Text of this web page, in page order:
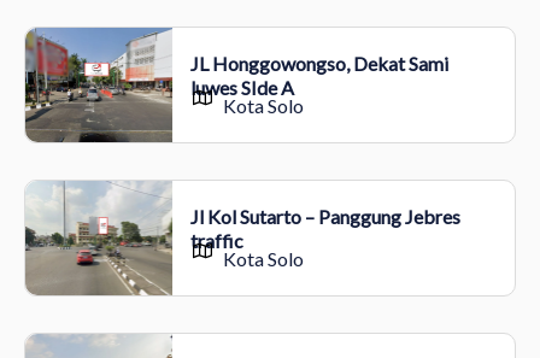
JL Honggowongso, Dekat Sami
luwes SIde A
Kota Solo
Jl Kol Sutarto – Panggung Jebres
traffic
Kota Solo